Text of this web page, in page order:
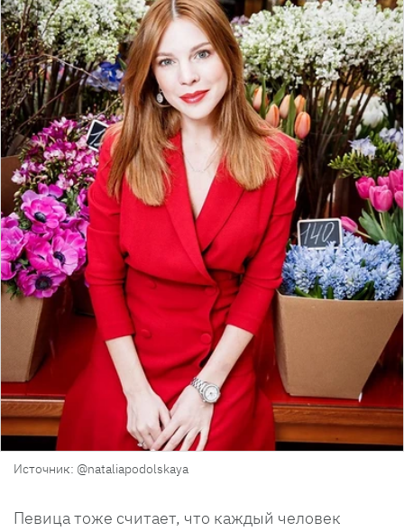
Источник: @nataliapodolskaya
Певица тоже считает, что каждый человек